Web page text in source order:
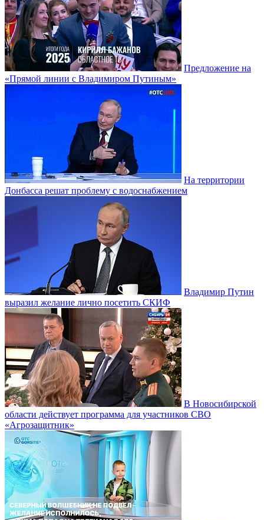
Предложение на
«Прямой линии с Владимиром Путиным»
На территории
Донбасса решат проблему с водоснабжением
Владимир Путин
выразил желание лично посетить СКИФ
В Новосибирской
области действует программа для участников СВО
«Агрозащитник»